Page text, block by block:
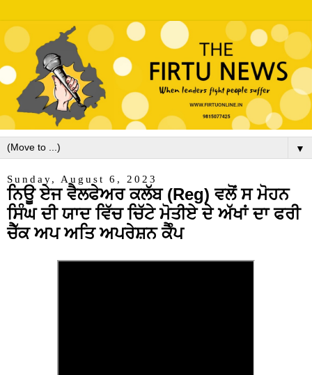
▼
Sunday, August 6, 2023
ਨਿਊ ਏਜ ਵੈਲਫੇਅਰ ਕਲੱਬ (Reg) ਵਲੋਂ ਸ ਮੋਹਨ
ਸਿੰਘ ਦੀ ਯਾਦ ਵਿੱਚ ਚਿੱਟੇ ਮੋਤੀਏ ਦੇ ਅੱਖਾਂ ਦਾ ਫਰੀ
ਚੈੱਕ ਅਪ ਅਤਿ ਅਪਰੇਸ਼ਨ ਕੈੰਪ